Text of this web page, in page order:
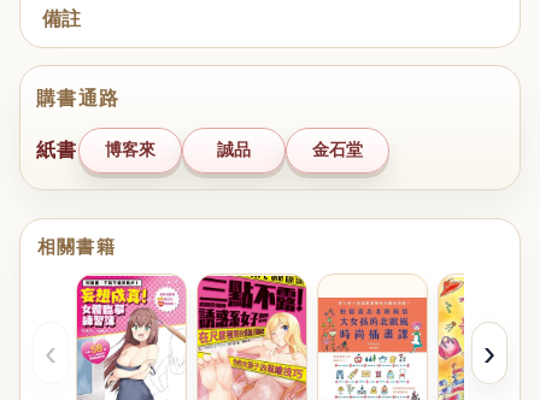
備註
購書通路
紙書 博客來 誠品 金石堂
相關書籍
‹ ›